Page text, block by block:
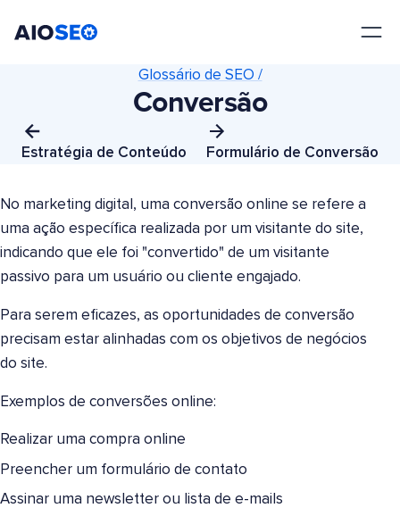
Estratégia de Conteúdo
Glossário de SEO /
Conversão
Formulário de Conversão
No marketing digital, uma conversão online se refere a
uma ação específica realizada por um visitante do site,
indicando que ele foi "convertido" de um visitante
passivo para um usuário ou cliente engajado.
Para serem eficazes, as oportunidades de conversão
precisam estar alinhadas com os objetivos de negócios
do site.
Exemplos de conversões online:
Realizar uma compra online
Preencher um formulário de contato
Assinar uma newsletter ou lista de e-mails